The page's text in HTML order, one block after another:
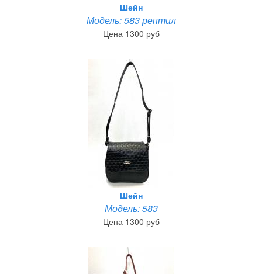
Шейн
Модель: 583 рептил
Цена 1300 руб
Шейн
Модель: 583
Цена 1300 руб